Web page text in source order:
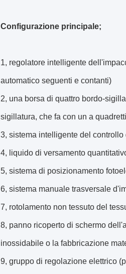
Configurazione principale;
1, regolatore intelligente
automatico seguenti e contanti)
2, una borsa di quattro bordo-
sigillatura, che fa con un a
3, sistema intelligente del controllo
4, liquido di versamento
5, sistema di posizionamento
6, sistema manuale trasversale
7, rotolamento non tessuto del
8, panno ricoperto di schermo
inossidabile o la fabbricazione
9, gruppo di regolazione elettrico